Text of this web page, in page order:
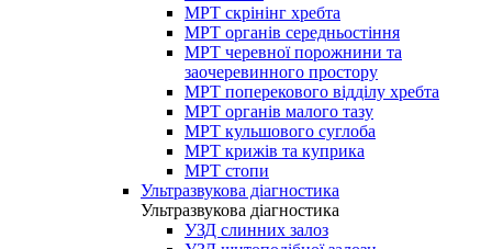
МРТ скрінінг хребта
МРТ органів середньостіння
МРТ черевної порожнини та
заочеревинного простору
МРТ поперекового відділу хребта
МРТ органів малого тазу
МРТ кульшового суглоба
МРТ крижів та куприка
МРТ стопи
Ультразвукова діагностика
Ультразвукова діагностика
УЗД слинних залоз